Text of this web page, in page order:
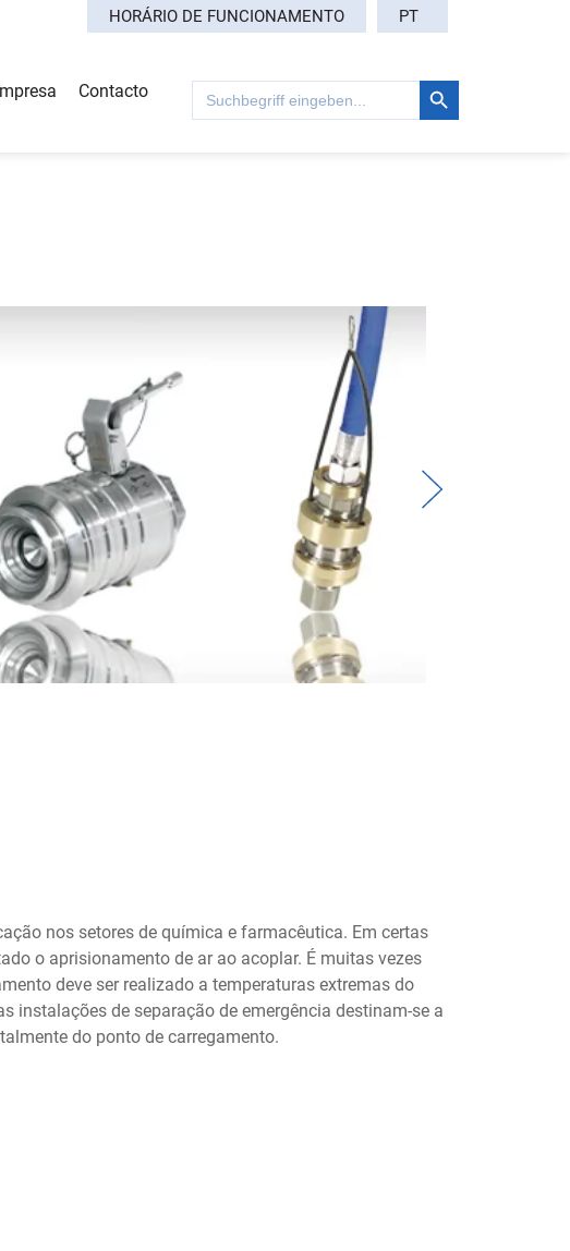
HORÁRIO DE FUNCIONAMENTO PT
Contacto
Search
for:
Search Button
Next
nos setores de química e farmacêutica. Em certas
o aprisionamento de ar ao acoplar. É muitas vezes
deve ser realizado a temperaturas extremas do
instalações de separação de emergência destinam-se a
do ponto de carregamento.